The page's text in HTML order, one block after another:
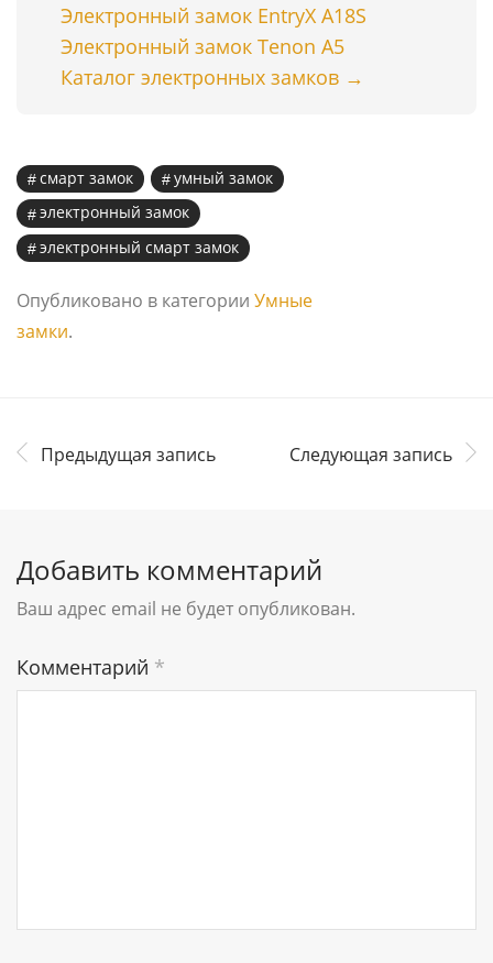
Электронный замок EntryX A18S
Электронный замок Tenon A5
Каталог электронных замков →
смарт замок
умный замок
электронный замок
электронный смарт замок
Опубликовано в категории Умные
замки.
Предыдущая запись Следующая запись
Добавить комментарий
Ваш адрес email не будет опубликован.
Комментарий *